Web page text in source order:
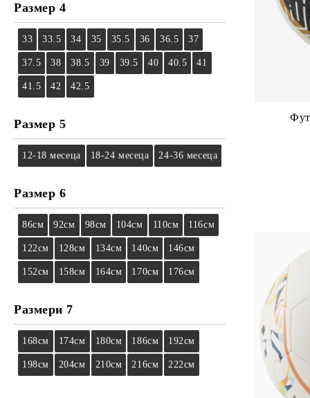
Размер 4
33 33.5 34 35 35.5 36 36.5 37
37.5 38 38.5 39 39.5 40 40.5 41
41.5 42 42.5
Размер 5
12-18 месеца 18-24 месеца 24-36 месеца
Размер 6
86см 92см 98см 104см 110см 116см
122см 128см 134см 140см 146см
152см 158см 164см 170см 176см
Размери 7
168см 174см 180см 186см 192см
198см 204см 210см 216см 222см